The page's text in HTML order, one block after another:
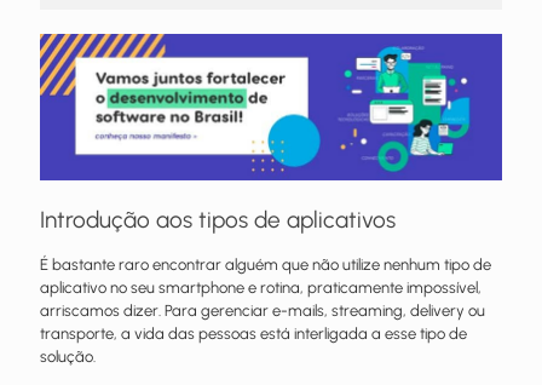
Introdução aos tipos de aplicativos
É bastante raro encontrar alguém que não utilize nenhum tipo de
aplicativo no seu smartphone e rotina, praticamente impossível,
arriscamos dizer. Para gerenciar e-mails, streaming, delivery ou
transporte, a vida das pessoas está interligada a esse tipo de
solução.